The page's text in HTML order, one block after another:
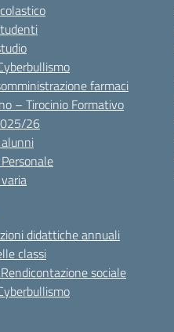
farmaci
– Tirocinio Formativo
26
didattiche annuali
classi
sociale